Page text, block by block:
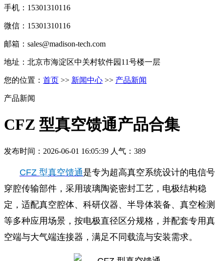
手机：15301310116
微信：15301310116
邮箱：sales@madison-tech.com
地址：北京市海淀区中关村软件园11号楼一层
您的位置： 首页 >> 新闻中心 >> 产品新闻
产品新闻
CFZ 型真空馈通产品合集
发布时间：2026-06-01 16:05:39 人气：389
CFZ 型真空馈通是专为超高真空系统设计的电信号
穿腔传输部件，采用玻璃陶瓷密封工艺，电极结构稳
定，适配真空腔体、科研仪器、半导体装备、真空检测
等多种应用场景，按电极直径区分规格，并配套专用真
空端与大气端连接器，满足不同载流与安装需求。